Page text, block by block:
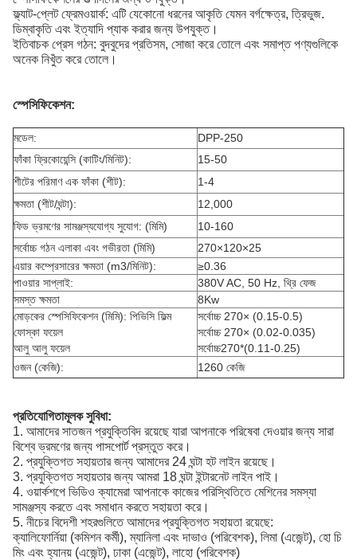
ফ্ল্যাট-প্লেট ফ্রেমওয়ার্ক: এটি যেকোনো ধরনের আকৃতি যেমন বর্গক্ষেত্র, ত্রিভুজ.
ডিম্বাকৃতি এবং ইত্যাদি প্যাক করার জন্য উপযুক্ত।
ইতিবাচক প্রেস গঠন: বুদবুদের প্রতিসম, সোজা করে তোলে এবং সমাপ্ত পণ্যগুলিকে
অনেক নিখুঁত করে তোলে।
স্পেসিফিকেশন:
মডেল:
DPP-250
ফাঁকা ফ্রিকোয়েন্সি (কাটিং/মিনিট):
15-50
শীটের পরিমাণ এক ফাঁকা (শীট):
1-4
ক্ষমতা (শীট/ঘন্টা):
12,000
ফিড ভ্রমণের সামঞ্জস্যযোগ্য সুযোগ: (মিমি)
10-160
সর্বোচ্চ গঠন এলাকা এবং গভীরতা (মিমি)
270×120×25
এয়ার কম্প্রেসারের ক্ষমতা (m3/মিনিট):
≥0.36
পাওয়ার সাপ্লাই:
380V AC, 50 Hz, থ্রি ফেজ
সমস্ত ক্ষমতা
8Kw
মোড়কের স্পেসিফিকেশন (মিমি): পিভিসি ফিল্ম
ফোস্কা ফয়েল
আলু আলু ফয়েল
সর্বোচ্চ 270× (0.15-0.5)
সর্বোচ্চ 270× (0.02-0.035)
সর্বোচ্চ270*(0.11-0.25)
ওজন (কেজি):
1260 কেজি
প্রতিযোগিতামূলক সুবিধা:
1. আমাদের সাতজন প্রযুক্তিবিদ রয়েছে যারা আপনাকে পরিষেবা দেওয়ার জন্য সারা
বিশ্বে ভ্রমণের জন্য পাসপোর্ট প্রস্তুত করে।
2. প্রযুক্তিগত সহায়তার জন্য আমাদের 24 ঘন্টা হট লাইন রয়েছে।
3. প্রযুক্তিগত সহায়তার জন্য আমরা 18 ঘন্টা ইন্টারনেট লাইন পাই।
4. ওয়ার্কশপে ভিডিও ক্যামেরা আপনাকে কাজের পরিস্থিতিতে মেশিনের সমস্যা
সামঞ্জস্য করতে এবং সমাধান করতে সহায়তা করে।
5. নীচের বিদেশী শহরগুলিতে আমাদের প্রযুক্তিগত সহায়তা রয়েছে:
ক্যালিফোর্নিয়া (কমিশন কর্মী), ম্যানিলা এবং দাভাও (পরিবেশক), লিমা (এজেন্ট), হো চি
মিং এবং হ্যানয় (এজেন্ট), ঢাকা (এজেন্ট), লাহো (পরিবেশক)